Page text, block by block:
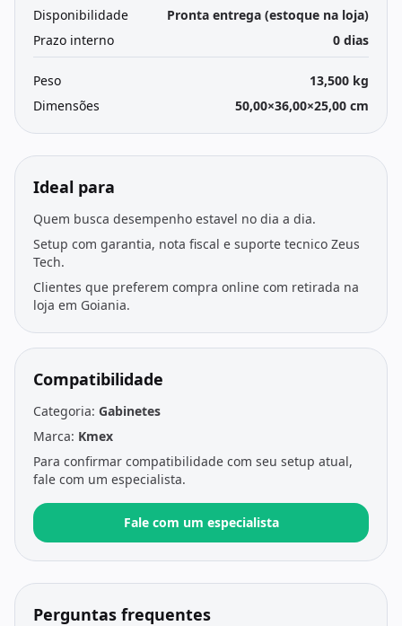
Disponibilidade
Pronta entrega (estoque na loja)
Prazo interno
0 dias
Peso
13,500 kg
Dimensões
50,00×36,00×25,00 cm
Ideal para
Quem busca desempenho estavel no dia a dia.
Setup com garantia, nota fiscal e suporte tecnico Zeus
Tech.
Clientes que preferem compra online com retirada na
loja em Goiania.
Compatibilidade
Categoria: Gabinetes
Marca: Kmex
Para confirmar compatibilidade com seu setup atual,
fale com um especialista.
Fale com um especialista
Perguntas frequentes